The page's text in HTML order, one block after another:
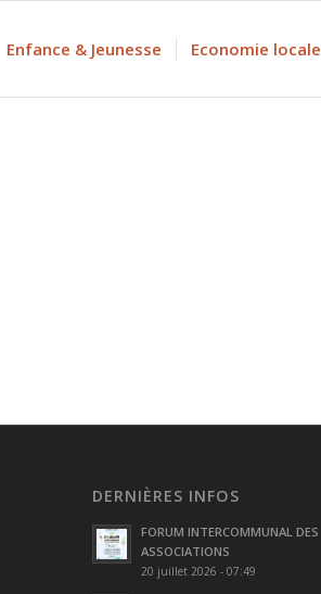
Enfance & Jeunesse Economie locale
DERNIÈRES INFOS
FORUM INTERCOMMUNAL DES
ASSOCIATIONS
20 juillet 2026 - 07:49